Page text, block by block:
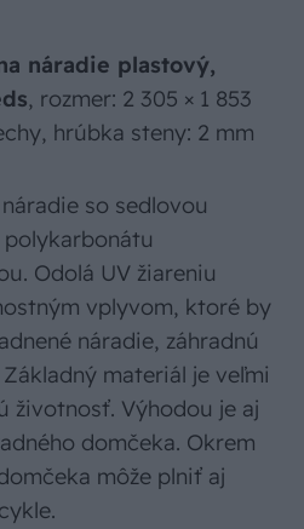
náradie plastový,
, rozmer: 2 305 × 1 853
hrúbka steny: 2 mm
so sedlovou
Odolá UV žiareniu
vplyvom, ktoré by
náradie, záhradnú
materiál je veľmi
životnosť. Výhodou je aj
domčeka. Okrem
môže plniť aj